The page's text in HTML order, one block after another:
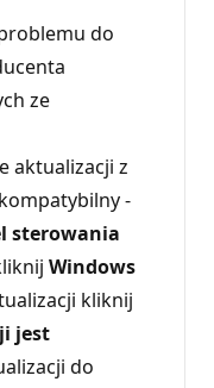
do
ze
aktualizacji z
-
sterowania
Windows
kliknij
jest
do